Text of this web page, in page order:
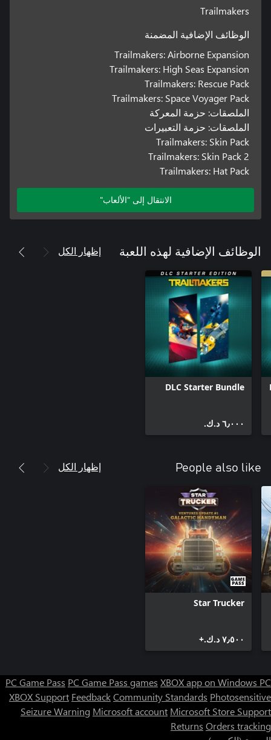
Trailmakers
الوظائف الإضافية المضمنة
Trailmakers: Airborne Expansion
Trailmakers: High Seas Expansion
Trailmakers: Rescue Pack
Trailmakers: Space Voyager Pack
الملصقات: حزمة المعركة
الملصقات: حزمة التعبيرات
Trailmakers: Skin Pack
Trailmakers: Skin Pack 2
Trailmakers: Hat Pack
الانتقال إلى "الألعاب"
الوظائف الإضافية لهذه اللعبة إظهار الكل
DLC Starter Bundle
٦٫٠٠٠ د.ك.‏
People also like إظهار الكل
Star Trucker
٧٫٥٠٠ د.ك.‏+
PC Game Pass PC Game Pass games XBOX app on Windows PC
XBOX Support FeedbackCommunity Standards Photosensitive
Seizure Warning Microsoft account Microsoft Store Support
Returns Orders tracking